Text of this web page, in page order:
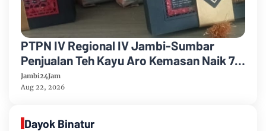
PTPN IV Regional IV Jambi-Sumbar
Penjualan Teh Kayu Aro Kemasan Naik 7
Persen Semester Pertama Tahun 2026
Jambi24Jam
Aug 22, 2026
Dayok Binatur